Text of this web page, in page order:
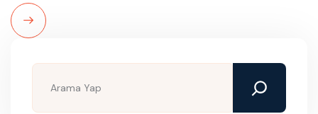
Read